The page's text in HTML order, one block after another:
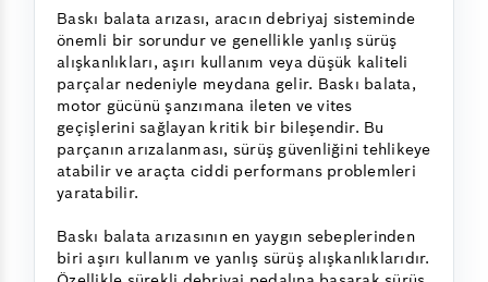
Baskı balata arızası, aracın debriyaj sisteminde
önemli bir sorundur ve genellikle yanlış sürüş
alışkanlıkları, aşırı kullanım veya düşük kaliteli
parçalar nedeniyle meydana gelir. Baskı balata,
motor gücünü şanzımana ileten ve vites
geçişlerini sağlayan kritik bir bileşendir. Bu
parçanın arızalanması, sürüş güvenliğini tehlikeye
atabilir ve araçta ciddi performans problemleri
yaratabilir.
Baskı balata arızasının en yaygın sebeplerinden
biri aşırı kullanım ve yanlış sürüş alışkanlıklarıdır.